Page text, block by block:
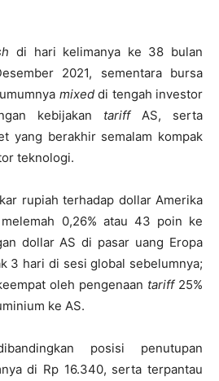
di hari kelimanya ke 38 bulan
2021, sementara bursa
mixeddi tengah investor
kebijakan tariffAS, serta
yang berakhir semalam kompak
teknologi.
rupiah terhadap dollar Amerika
0,26% atau 43 poin ke
dollar AS di pasar uang Eropa
3 hari di sesi global sebelumnya;
oleh pengenaan tariff25%
ke AS.
posisi penutupan
di Rp 16.340, serta terpantau